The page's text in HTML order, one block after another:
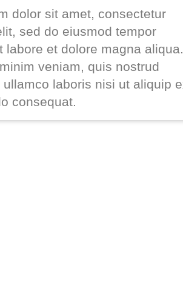
dolor sit amet, consectetur
sed do eiusmod tempor
labore et dolore magna aliqua.
veniam, quis nostrud
ullamco laboris nisi ut aliquip
consequat.